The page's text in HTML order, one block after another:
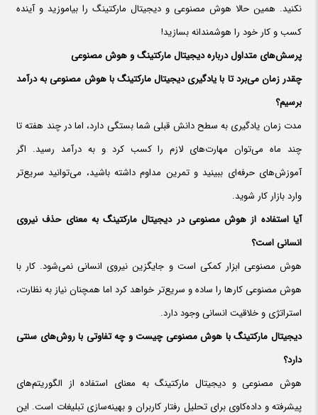
نکنید. همین حالا هوش مصنوعی و دیجیتال مارکتینگ را بیاموزید و آینده
کسب و کار خود را هوشمندانه بسازید!
پرسش‌های متداول درباره دیجیتال مارکتینگ و هوش مصنوعی
چقدر زمان می‌برد تا با یادگیری دیجیتال مارکتینگ با هوش مصنوعی به درآمد
برسیم؟
مدت زمان یادگیری به سطح دانش قبلی شما بستگی دارد، اما در چند هفته تا
چند ماه می‌توان مهارت‌های لازم را کسب کرد و به درآمد رسید. اگر
آموزش‌های حرفه‌ای ببینید و تمرین مداوم داشته باشید، می‌توانید سریع‌تر
وارد بازار کار شوید.
آیا استفاده از هوش مصنوعی در دیجیتال مارکتینگ به معنای حذف نیروی
انسانی است؟
هوش مصنوعی ابزار کمکی است و جایگزین نیروی انسانی نمی‌شود. کار با
هوش مصنوعی کارها را ساده و سریع‌تر خواهد کرد اما همچنان نیاز به نظارت،
استراتژی و خلاقیت انسانی وجود دارد.
دیجیتال مارکتینگ با هوش مصنوعی چیست و چه تفاوتی با روش‌های سنتی
دارد؟
هوش مصنوعی و دیجیتال مارکتینگ به معنای استفاده از الگوریتم‌های
پیشرفته و داده‌کاوی برای تحلیل رفتار کاربران و بهینه‌سازی تبلیغات است. این